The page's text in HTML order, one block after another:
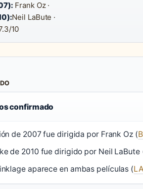
Frank Oz ·
Neil LaBute ·
10
confirmado
de 2007 fue dirigida por Frank Oz (
de 2010 fue dirigido por Neil LaBute
aparece en ambas películas (